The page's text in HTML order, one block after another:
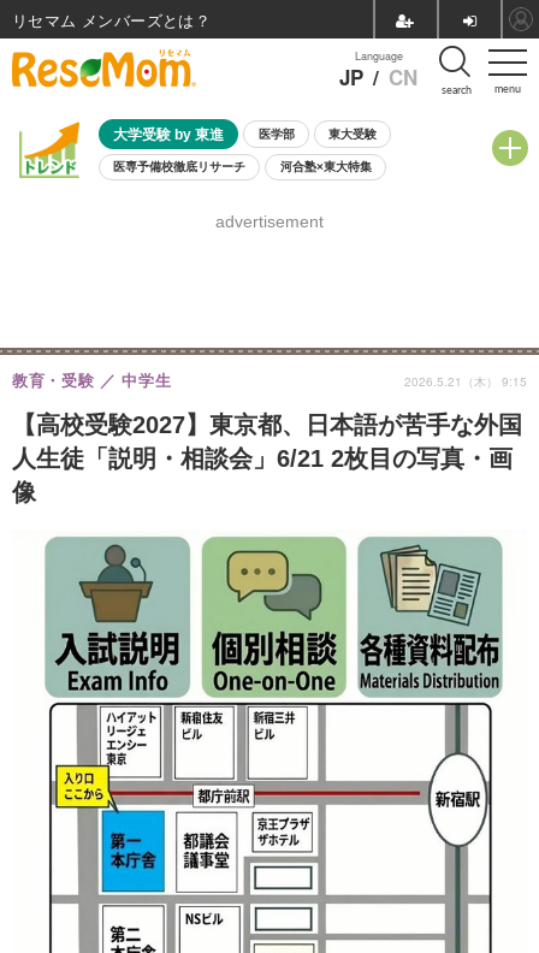
menu
Language
JP / CN search
大学受験 by 東進 医学部 東大受験
医専予備校徹底リサーチ 河合塾×東大特集
8月開催学校説明会・相談会
advertisement
【高校受験2027】東京都、日本語が苦手な外国
人生徒「説明・相談会」6/21 2枚目の写真・画
像
教育・受験 中学生 2026.5.21（木） 9:15
リセマム メンバーズ